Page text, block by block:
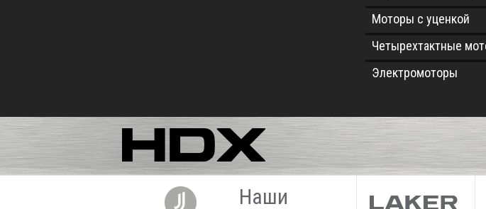
Моторы с уценкой
Четырехтактные
Электромоторы
Наши